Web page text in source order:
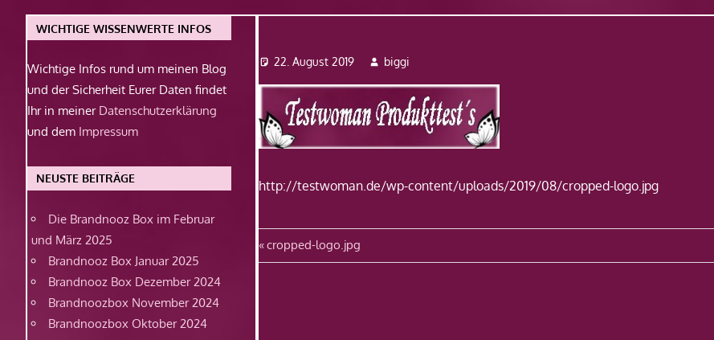
22. August 2019 biggi
http://testwoman.de/wp-content/uploads/2019/08/cropped-logo.jpg
Beitragsnavigation
Vorheriger
Beitrag:
cropped-logo.jpg
WICHTIGE WISSENWERTE INFOS
Wichtige Infos rund um meinen Blog
und der Sicherheit Eurer Daten findet
Ihr in meiner Datenschutzerklärung
und dem Impressum
NEUSTE BEITRÄGE
Die Brandnooz Box im Februar
und März 2025
Brandnooz Box Januar 2025
Brandnooz Box Dezember 2024
Brandnoozbox November 2024
Brandnoozbox Oktober 2024